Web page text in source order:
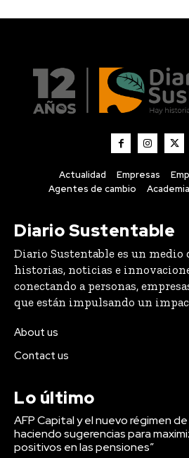
Actualidad Empresas
Agentes de cambio
Academia
Diario Sustentable
Diario Sustentable es un
historias, noticias e
conectando a personas,
que están impulsando un
About us
Contact us
Lo último
AFP Capital y el nuevo régimen
haciendo sugerencias para
positivos en las pensiones”